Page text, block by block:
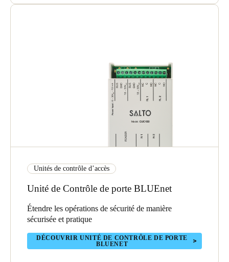
Unités de contrôle d’accès
Unité de Contrôle de porte BLUEnet
Étendre les opérations de sécurité de manière
sécurisée et pratique
DÉCOUVRIR UNITÉ DE CONTRÔLE DE PORTE
BLUENET